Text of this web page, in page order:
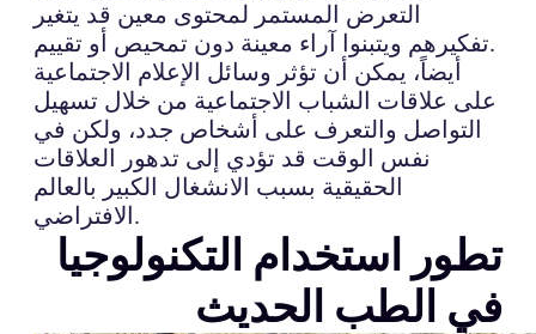
التعرض المستمر لمحتوى معين قد يتغير
تفكيرهم ويتبنوا آراء معينة دون تمحيص أو تقييم.
أيضاً، يمكن أن تؤثر وسائل الإعلام الاجتماعية
على علاقات الشباب الاجتماعية من خلال تسهيل
التواصل والتعرف على أشخاص جدد، ولكن في
نفس الوقت قد تؤدي إلى تدهور العلاقات
الحقيقية بسبب الانشغال الكبير بالعالم
الافتراضي.
تطور استخدام التكنولوجيا
في الطب الحديث